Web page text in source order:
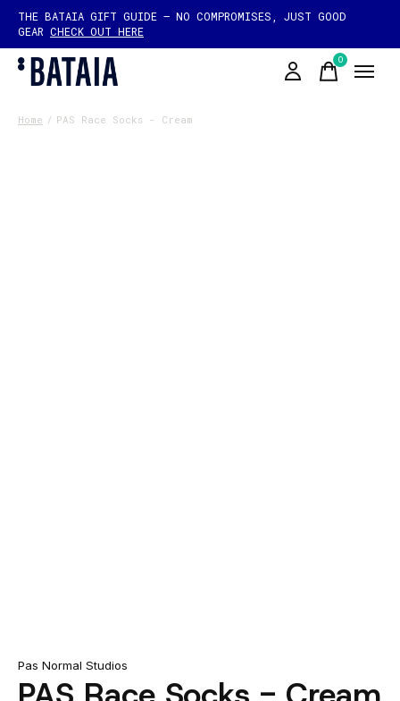
THE BATAIA GIFT GUIDE — NO COMPROMISES, JUST GOOD
GEAR CHECK OUT HERE
0items
Home / PAS Race Socks - Cream
Pas Normal Studios